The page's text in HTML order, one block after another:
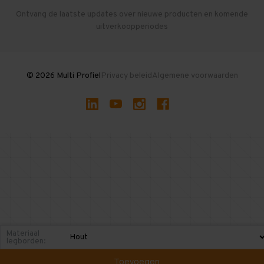
Gebruikte entresolvloeren
Ontvang de laatste updates over nieuwe producten en komende
uitverkoopperiodes
© 2026 Multi ProfielPrivacy beleidAlgemene voorwaarden
Materiaal
legborden:
Toevoegen